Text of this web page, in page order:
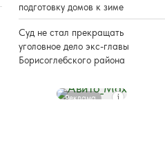
подготовку домов к зиме
Суд не стал прекращать
уголовное дело экс-главы
Борисоглебского района
Реклама